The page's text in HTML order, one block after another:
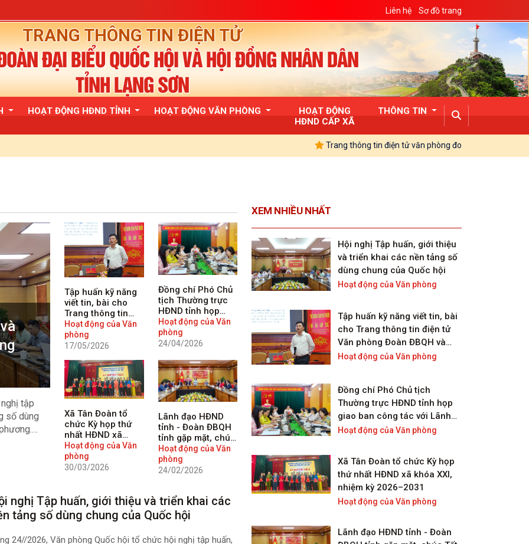
Liên hệ Sơ đồ trang
TRANG THÔNG TIN ĐIỆN TỬ
ĐẠI BIỂU QUỐC HỘI VÀ HỘI ĐỒNG NHÂN DÂN
TỈNH LẠNG SƠN
HOẠT ĐỘNG HĐND TỈNH HOẠT ĐỘNG VĂN PHÒNG
HOẠT ĐỘNG
HĐND CẤP XÃ
THÔNG TIN
Trang thông tin điện tử văn phòng đoàn Đại biểu Quốc hội và Hội
tập
số dùng
Tập huấn kỹ năng
viết tin, bài cho
Trang thông tin
điện tử Văn phòng
Đoàn ĐBQH và
HĐND tỉnh Lạng
Hoạt động của Văn
phòng
17/05/2026
Đồng chí Phó Chủ
tịch Thường trực
HĐND tỉnh họp
giao ban công tác
với Lãnh đạo và
công chức Văn
và HĐND tỉnh
Hoạt động của Văn
phòng
24/04/2026
Xã Tân Đoàn tổ
chức Kỳ họp thứ
nhất HĐND xã
khóa XXI, nhiệm kỳ
2026–2031
Hoạt động của Văn
phòng
30/03/2026
Lãnh đạo HĐND
tỉnh - Đoàn ĐBQH
tỉnh gặp mặt, chúc
Tết đầu năm mới
cán bộ, công chức
và người lao động
Hoạt động của Văn
phòng
24/02/2026
nghị Tập huấn, giới thiệu và triển khai các
tảng số dùng chung của Quốc hội
24//2026, Văn phòng Quốc hội tổ chức hội nghị tập huấn,
XEM NHIỀU NHẤT
Hội nghị Tập huấn, giới thiệu
và triển khai các nền tảng số
dùng chung của Quốc hội
Hoạt động của Văn phòng
Tập huấn kỹ năng viết tin, bài
cho Trang thông tin điện tử
Văn phòng Đoàn ĐBQH và
HĐND tỉnh Lạng Sơn
Hoạt động của Văn phòng
Đồng chí Phó Chủ tịch
Thường trực HĐND tỉnh họp
giao ban công tác với Lãnh
đạo và công chức Văn phòng
Hoạt động của Văn phòng
Xã Tân Đoàn tổ chức Kỳ họp
thứ nhất HĐND xã khóa XXI,
nhiệm kỳ 2026–2031
Hoạt động của Văn phòng
Lãnh đạo HĐND tỉnh - Đoàn